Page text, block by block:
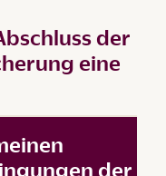
der
eine
der